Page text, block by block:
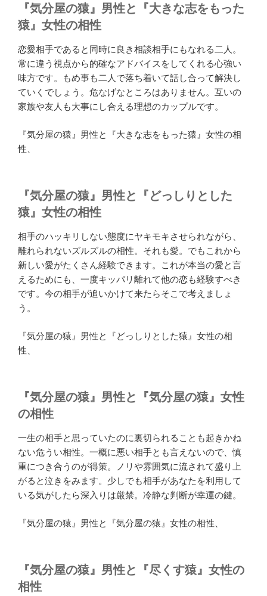
『気分屋の猿』男性と『大きな志をもった
猿』女性の相性
恋愛相手であると同時に良き相談相手にもなれる二人。
常に違う視点から的確なアドバイスをしてくれる心強い
味方です。もめ事も二人で落ち着いて話し合って解決し
ていくでしょう。危なげなところはありません。互いの
家族や友人も大事にし合える理想のカップルです。
『気分屋の猿』男性と『大きな志をもった猿』女性の相
性、
『気分屋の猿』男性と『どっしりとした
猿』女性の相性
相手のハッキリしない態度にヤキモキさせられながら、
離れられないズルズルの相性。それも愛。でもこれから
新しい愛がたくさん経験できます。これが本当の愛と言
えるためにも、一度キッパリ離れて他の恋も経験すべき
です。今の相手が追いかけて来たらそこで考えましょ
う。
『気分屋の猿』男性と『どっしりとした猿』女性の相
性、
『気分屋の猿』男性と『気分屋の猿』女性
の相性
一生の相手と思っていたのに裏切られることも起きかね
ない危うい相性。一概に悪い相手とも言えないので、慎
重につき合うのが得策。ノリや雰囲気に流されて盛り上
がると泣きをみます。少しでも相手があなたを利用して
いる気がしたら深入りは厳禁。冷静な判断が幸運の鍵。
『気分屋の猿』男性と『気分屋の猿』女性の相性、
『気分屋の猿』男性と『尽くす猿』女性の
相性